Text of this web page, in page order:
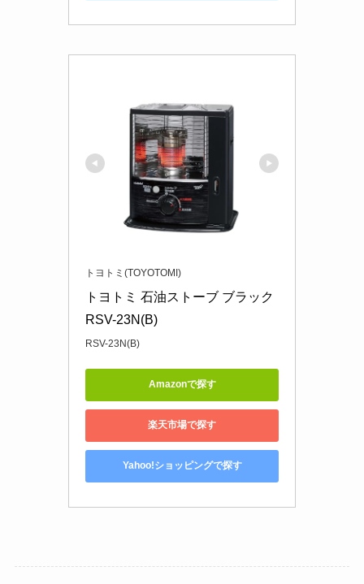
トヨトミ(TOYOTOMI)
トヨトミ 石油ストーブ ブラック
RSV-23N(B)
RSV-23N(B)
Amazonで探す
楽天市場で探す
Yahoo!ショッピングで探す